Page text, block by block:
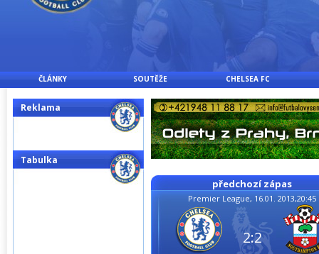
ČLÁNKY SOUTĚŽE CHELSEA FC
předchozí zápas
Premier League, 16.01. 2013,20:45
2:2
Reklama
Tabulka